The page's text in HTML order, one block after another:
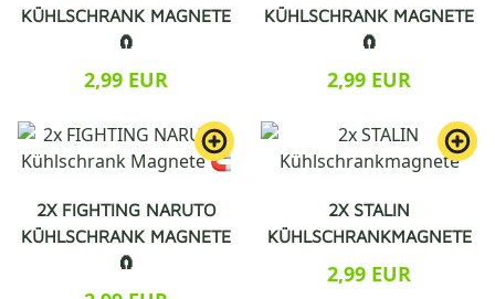
KÜHLSCHRANK MAGNETE
🧲
2,99 EUR
KÜHLSCHRANK MAGNETE
🧲
2,99 EUR
2X FIGHTING NARUTO
KÜHLSCHRANK MAGNETE
🧲
2X STALIN
KÜHLSCHRANKMAGNETE
2,99 EUR